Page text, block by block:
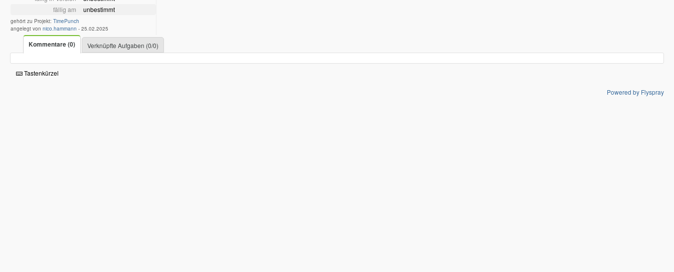
fällig am
unbestimmt
gehört zu Projekt: TimePunch
angelegt von nico.hammann - 25.02.2025
Kommentare (0) Verknüpfte Aufgaben (0/0)
Tastenkürzel
Powered by Flyspray